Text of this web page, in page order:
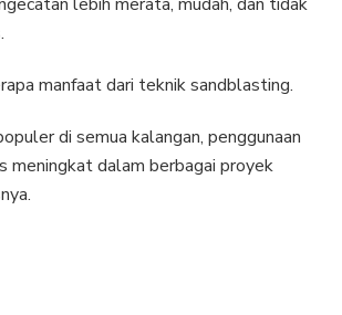
manfaat dari teknik sandblasting.
di semua kalangan, penggunaan
meningkat dalam berbagai proyek